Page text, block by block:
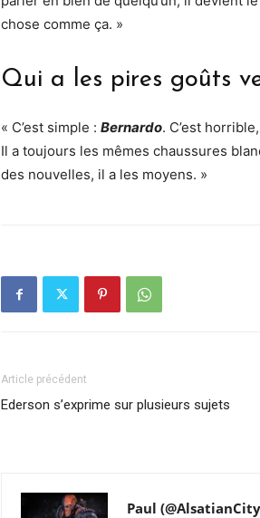
chose comme ça. »
Qui a les pires goûts
« C’est simple : Bernardo. C’est
Il a toujours les mêmes chaussures
des nouvelles, il a les moyens. »
Article précédent
Ederson s’exprime sur plusieurs sujets
Paul